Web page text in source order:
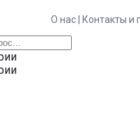
О нас | Контакты и